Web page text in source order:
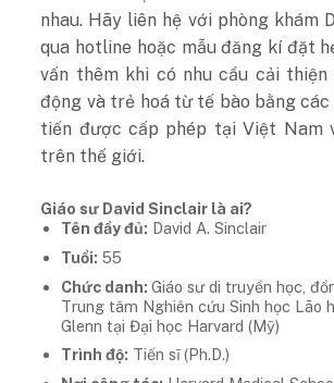
nhau. Hãy liên hệ với phòng khám
qua hotline hoặc mẫu đăng kí đặt
vấn thêm khi có nhu cầu cải thiện
động và trẻ hoá từ tế bào bằng
tiến được cấp phép tại Việt Nam
trên thế giới.
Giáo sư David Sinclair là ai?
Tên đầy đủ: David A. Sinclair
Tuổi: 55
Chức danh:Giáo sư di truyền học,
Trung tâm Nghiên cứu Sinh học Lão
Glenn tại Đại học Harvard (Mỹ)
Trình độ: Tiến sĩ (Ph.D.)